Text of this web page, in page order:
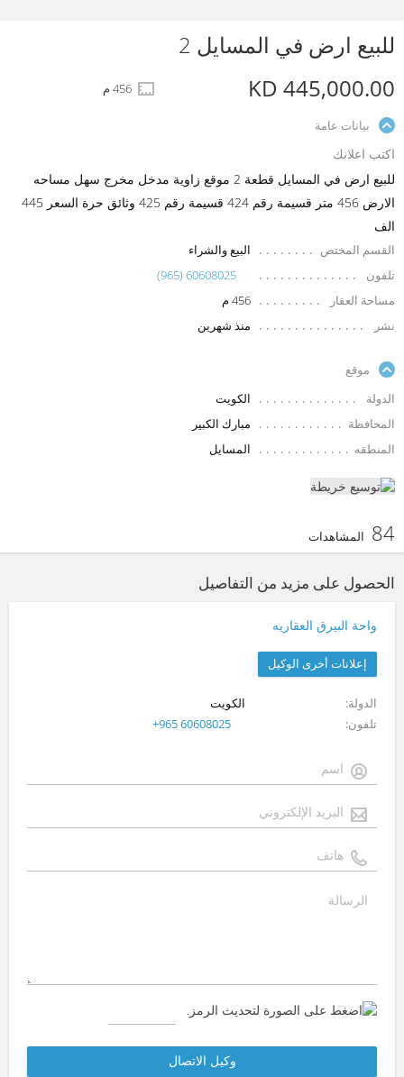
للبيع ارض في المسايل 2
KD 445,000.00
456 م
بيانات عامة
اكتب اعلانك
للبيع ارض في المسايل قطعة 2 موقع زاوية مدخل مخرج سهل مساحه
الارض 456 متر قسيمة رقم 424 قسيمة رقم 425 وثائق حرة السعر 445
الف
القسم المختص
البيع والشراء
تلفون
(965) 60608025
مساحة العقار
456 م
نشر
منذ شهرين
موقع
الدولة
الكويت
المحافظة
مبارك الكبير
المنطقه
المسايل
84 المشاهدات
الحصول على مزيد من التفاصيل
واحة البيرق العقاريه
إعلانات أخرى الوكيل
الدولة
الكويت
تلفون
+965 60608025